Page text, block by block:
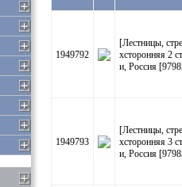
1949792
[Лестницы,
хсторонняя 2
и, Россия
1949793
[Лестницы,
хсторонняя 3
и, Россия